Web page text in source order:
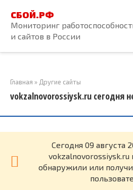
контенту
СБОЙ.РФ
Мониторинг
и сайтов в России
Главная » Другие сайты
vokzalnovorossiysk.ru сегодня
Cегодня 09 августа
обнаружили или